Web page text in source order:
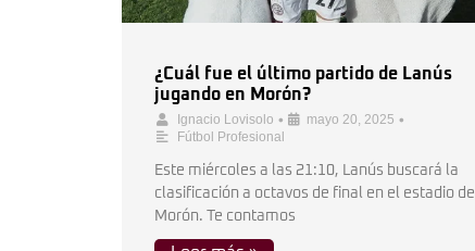
¿Cuál fue el último partido de Lanús
jugando en Morón?
Ignacio Lovisolo • mayo 20, 2025 •
Fútbol Profesional
Este miércoles a las 21:10, Lanús buscará la
clasificación a octavos de final en el estadio de
Morón. Te contamos